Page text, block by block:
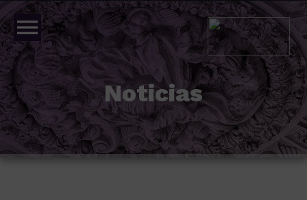
menu
Noticias